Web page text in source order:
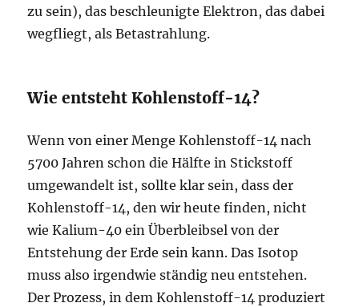
zu sein), das beschleunigte Elektron, das dabei
wegfliegt, als Betastrahlung.
Wie entsteht Kohlenstoff-14?
Wenn von einer Menge Kohlenstoff-14 nach
5700 Jahren schon die Hälfte in Stickstoff
umgewandelt ist, sollte klar sein, dass der
Kohlenstoff-14, den wir heute finden, nicht
wie Kalium-40 ein Überbleibsel von der
Entstehung der Erde sein kann. Das Isotop
muss also irgendwie ständig neu entstehen.
Der Prozess, in dem Kohlenstoff-14 produziert